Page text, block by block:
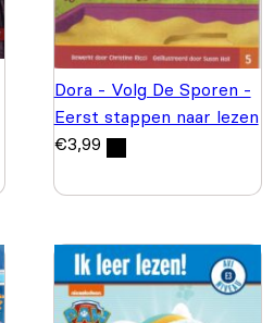
Dora - Volg De Sporen -
Eerst stappen naar lezen
€3,99